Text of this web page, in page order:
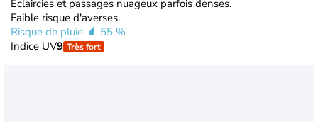
Eclaircies et passages nuageux parfois denses.
Faible risque d'averses.
Risque de pluie
55 %
Indice UV9 Très fort